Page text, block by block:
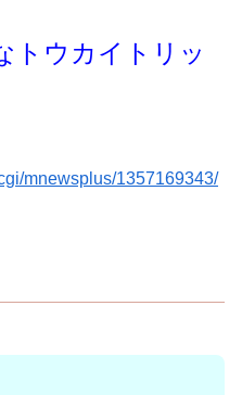
トウカイトリッ
mnewsplus/1357169343/